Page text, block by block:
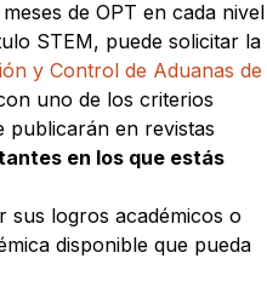
de OPT en cada nivel
STEM, puede solicitar la
y Control de Aduanas de
uno de los criterios
publicarán en revistas
en los que estás
sus logros académicos o
disponible que pueda